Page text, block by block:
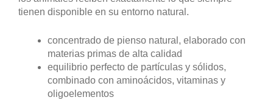
tienen disponible en su entorno natural.
concentrado de pienso natural, elaborado con
materias primas de alta calidad
equilibrio perfecto de partículas y sólidos,
combinado con aminoácidos, vitaminas y
oligoelementos